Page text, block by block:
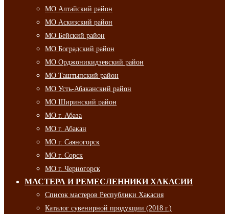
МО Алтайский район
МО Аскизский район
МО Бейский район
МО Боградский район
МО Орджоникидзевский район
МО Таштыпский район
МО Усть-Абаканский район
МО Ширинский район
МО г. Абаза
МО г. Абакан
МО г. Саяногорск
МО г. Сорск
МО г. Черногорск
МАСТЕРА И РЕМЕСЛЕННИКИ ХАКАСИИ
Список мастеров Республики Хакасия
Каталог сувенирной продукции (2018 г.)